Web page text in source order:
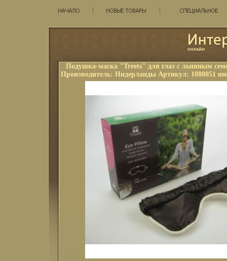
Подушка-маска "Treets" для глаз с льняным
Производитель: Нидерланды Артикул: 1080051